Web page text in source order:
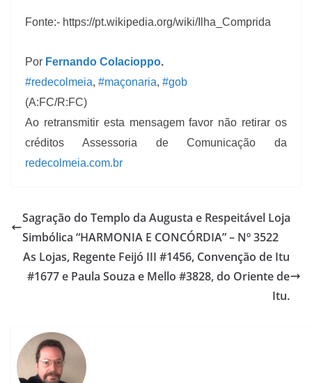
Fonte:- https://pt.wikipedia.org/wiki/Ilha_Comprida
Por Fernando Colacioppo.
#redecolmeia, #maçonaria, #gob
(A:FC/R:FC)
Ao retransmitir esta mensagem favor não retirar os
créditos Assessoria de Comunicação da
redecolmeia.com.br
Sagração do Templo da Augusta e Respeitável Loja
Simbólica “HARMONIA E CONCÓRDIA” – Nº 3522
As Lojas, Regente Feijó III #1456, Convenção de Itu
#1677 e Paula Souza e Mello #3828, do Oriente de
Itu.